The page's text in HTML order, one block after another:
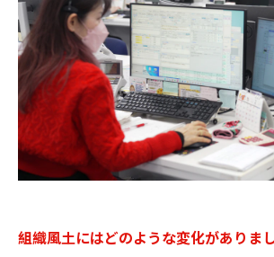
組織風土にはどのような変化がありまし